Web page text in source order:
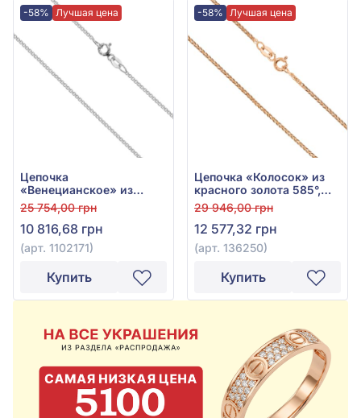
-58% Лучшая цена
Цепочка
«Венецианское» из
белого золота 585° без
вставки, арт. 1102171
25 754,00 грн
10 816,68 грн
(арт. 1102171)
Купить
-58% Лучшая цена
Цепочка «Колосок» из
красного золота 585°,
без вставки, арт. 136250
29 946,00 грн
12 577,32 грн
(арт. 136250)
Купить